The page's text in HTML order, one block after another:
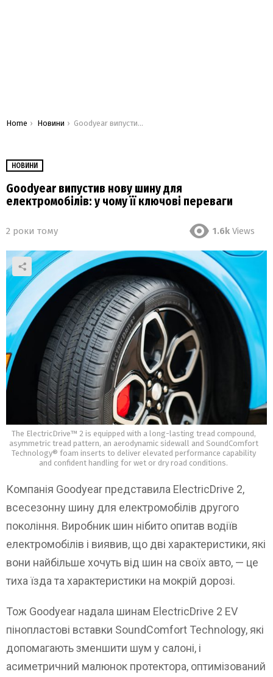
You are here:
Home Новини Goodyear випустив нову шину для електромобілів: у чому її ключові переваги
НОВИНИ
Goodyear випустив нову шину для
електромобілів: у чому її ключові переваги
2 роки тому 1.6k Views
The ElectricDrive™ 2 is equipped with a long-lasting tread compound,
asymmetric tread pattern, an aerodynamic sidewall and SoundComfort
Technology® foam inserts to deliver elevated performance capability
and confident handling for wet or dry road conditions.
Компанія Goodyear представила ElectricDrive 2,
всесезонну шину для електромобілів другого
покоління. Виробник шин нібито опитав водіїв
електромобілів і виявив, що дві характеристики, які
вони найбільше хочуть від шин на своїх авто, — це
тиха їзда та характеристики на мокрій дорозі.
Тож Goodyear надала шинам ElectricDrive 2 EV
пінопластові вставки SoundComfort Technology, які
допомагають зменшити шум у салоні, і
асиметричний малюнок протектора, оптимізований